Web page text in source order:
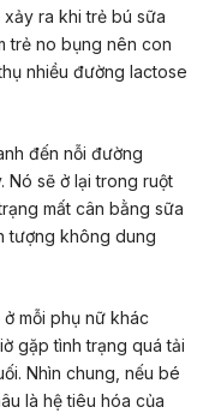
xảy ra khi trẻ bú sữa
trẻ no bụng nên con
nhiều đường lactose
đến nỗi đường
Nó sẽ ở lại trong ruột
mất cân bằng sữa
tượng không dung
mỗi phụ nữ khác
gặp tình trạng quá tải
Nhìn chung, nếu bé
là hệ tiêu hóa của